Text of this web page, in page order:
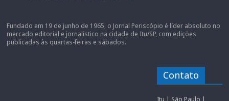
Fundado em 19 de junho de 1965, o Jornal Periscópio é líder absoluto no
mercado editorial e jornalístico na cidade de Itu/SP, com edições
publicadas às quartas-feiras e sábados.
Contato
Itu | São Paulo |